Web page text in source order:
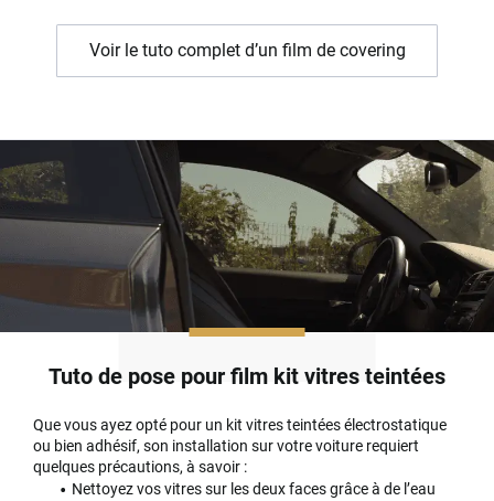
Voir le tuto complet d’un film de covering
Tuto de pose pour film kit vitres teintées
Que vous ayez opté pour un kit vitres teintées électrostatique
ou bien adhésif, son installation sur votre voiture requiert
quelques précautions, à savoir :
Nettoyez vos vitres sur les deux faces grâce à de l’eau